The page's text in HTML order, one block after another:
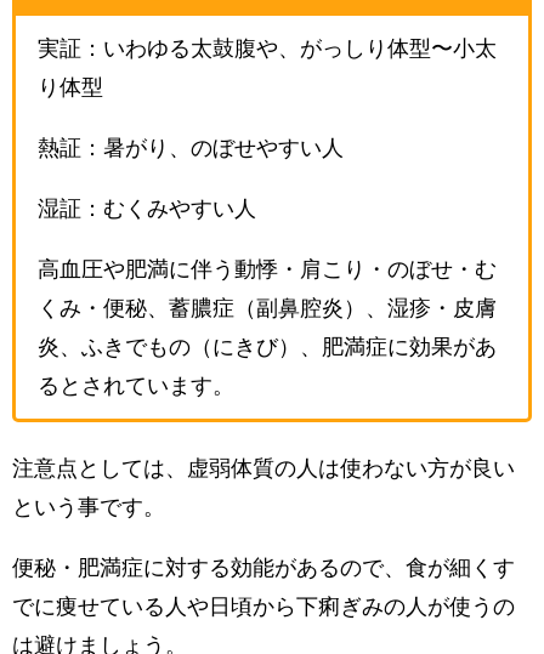
実証：いわゆる太鼓腹や、がっしり体型〜小太
り体型
熱証：暑がり、のぼせやすい人
湿証：むくみやすい人
高血圧や肥満に伴う動悸・肩こり・のぼせ・む
くみ・便秘、蓄膿症（副鼻腔炎）、湿疹・皮膚
炎、ふきでもの（にきび）、肥満症に効果があ
るとされています。
注意点としては、虚弱体質の人は使わない方が良い
という事です。
便秘・肥満症に対する効能があるので、食が細くす
でに痩せている人や日頃から下痢ぎみの人が使うの
は避けましょう。